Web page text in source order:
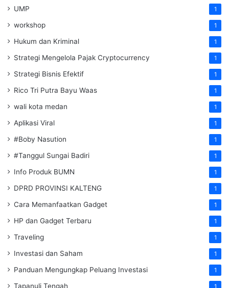
UMP 1
workshop 1
Hukum dan Kriminal 1
Strategi Mengelola Pajak Cryptocurrency 1
Strategi Bisnis Efektif 1
Rico Tri Putra Bayu Waas 1
wali kota medan 1
Aplikasi Viral 1
#Boby Nasution 1
#Tanggul Sungai Badiri 1
Info Produk BUMN 1
DPRD PROVINSI KALTENG 1
Cara Memanfaatkan Gadget 1
HP dan Gadget Terbaru 1
Traveling 1
Investasi dan Saham 1
Panduan Mengungkap Peluang Investasi 1
Tapanuli Tengah 1